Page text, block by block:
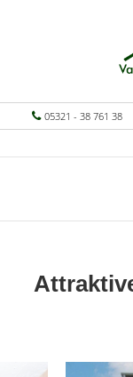
05321 - 38 761 38